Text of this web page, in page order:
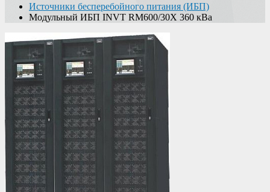
Источники бесперебойного питания (ИБП)
Модульный ИБП INVT RM600/30X 360 кВа